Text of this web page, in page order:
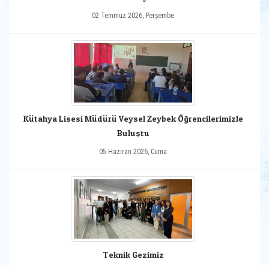
02 Temmuz 2026, Perşembe
Kütahya Lisesi Müdürü Veysel Zeybek Öğrencilerimizle
Buluştu
05 Haziran 2026, Cuma
Teknik Gezimiz